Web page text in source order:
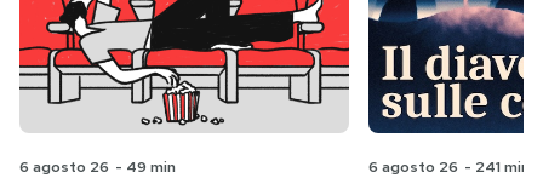
6 agosto 26 - 49 min 6 agosto 26 - 241 min